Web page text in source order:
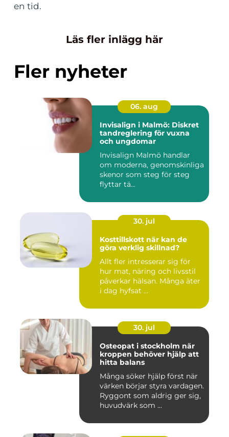
en tid.
Läs fler inlägg här
Fler nyheter
06. aug
Invisalign i Malmö: Diskret
tandreglering för vuxna
och ungdomar
Invisalign Malmö handlar
om moderna, genomskinliga
skenor som steg för steg
flyttar tä...
30. jul
Kosttillskott när kan de
göra verklig skillnad?
Allt fler intresserar sig för
hur mat, näring och livsstil
påverkar hälsan. Många äter
i dag hyfsat ...
30. jul
Osteopat i stockholm när
kroppen behöver hjälp att
hitta balans
Många söker hjälp först när
värken börjar styra vardagen.
Ryggont som aldrig ger sig,
huvudvärk som ...